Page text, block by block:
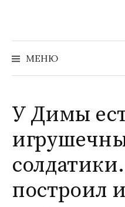
содержимому
МЕНЮ
У Димы
построил